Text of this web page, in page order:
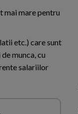
mai mare pentru
etc.) care sunt
munca, cu
salariilor